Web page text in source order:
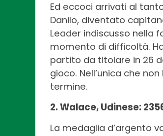
Ed eccoci arrivati al
Danilo, diventato
Leader indiscusso nella
momento di difficoltà.
partito da titolare in 26
gioco. Nell’unica che
termine.
2. Walace, Udinese:
La medaglia d’argento